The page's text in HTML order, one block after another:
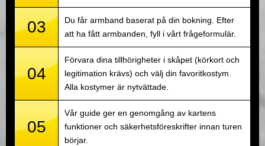
03
Du får armband baserat på din bokning. Efter
att ha fått armbanden, fyll i vårt frågeformulär.
04
Förvara dina tillhörigheter i skåpet (körkort och
legitimation krävs) och välj din favoritkostym.
Alla kostymer är nytvättade.
05
Vår guide ger en genomgång av kartens
funktioner och säkerhetsföreskrifter innan turen
börjar.